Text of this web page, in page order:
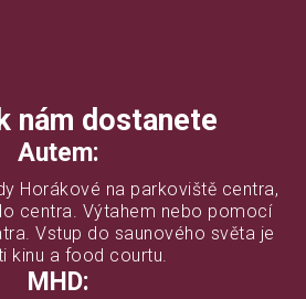
nám dostanete
Autem:
Horákové na parkoviště centra,
centra. Výtahem nebo pomocí
Vstup do saunového světa je
kinu a food courtu.
MHD: